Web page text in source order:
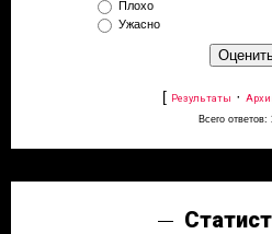
Плохо
Ужасно
[ Результаты ·
Всего ответов: